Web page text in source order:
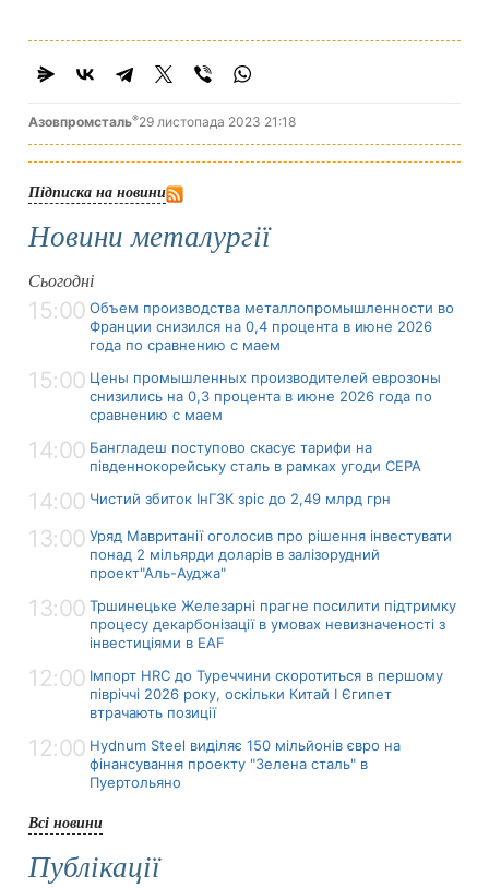
Азовпромсталь®29 листопада 2023 21:18
Підписка на новини
Новини металургії
Сьогодні
15:00 Объем производства металлопромышленности во
Франции снизился на 0,4 процента в июне 2026
года по сравнению с маем
15:00 Цены промышленных производителей еврозоны
снизились на 0,3 процента в июне 2026 года по
сравнению с маем
14:00 Бангладеш поступово скасує тарифи на
південнокорейську сталь в рамках угоди CEPA
14:00 Чистий збиток ІнГЗК зріс до 2,49 млрд грн
13:00 Уряд Мавританії оголосив про рішення інвестувати
понад 2 мільярди доларів в залізорудний
проект"Аль-Ауджа"
13:00 Тршинецьке Железарні прагне посилити підтримку
процесу декарбонізації в умовах невизначеності з
інвестиціями в EAF
12:00 Імпорт HRC до Туреччини скоротиться в першому
півріччі 2026 року, оскільки Китай І Єгипет
втрачають позиції
12:00 Hydnum Steel виділяє 150 мільйонів євро на
фінансування проекту "Зелена сталь" в
Пуертольяно
Всі новини
Публікації